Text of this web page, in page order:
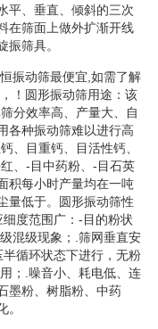
平、垂直、倾斜的三次
在筛面上做外扩渐开线
筛具。
振动筛最便宜,如需了解
！圆形振动筛用途：该
分效率高、产量大、自
各种振动筛难以进行高
、目重钙、目活性钙、
、-目中药粉、-目石英
积每小时产量均在一吨
量低于。圆形振动筛性
度范围广：-目的粉状
混级现象；.筛网垂直安
循环状态下进行，无粉
；.噪音小、耗电低、连
墨粉、树脂粉、中药